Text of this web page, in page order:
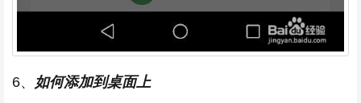
6、 如何添加到桌面上